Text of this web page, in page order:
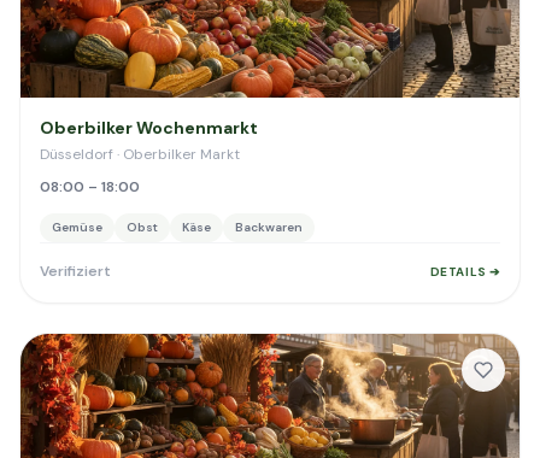
Oberbilker Wochenmarkt
Düsseldorf · Oberbilker Markt
08:00 – 18:00
Gemüse Obst Käse Backwaren
Verifiziert DETAILS ➔